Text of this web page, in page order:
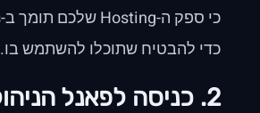
כדי להבטיח שתוכלו להשתמש בו.
2. כניסה לפאנל הניהול